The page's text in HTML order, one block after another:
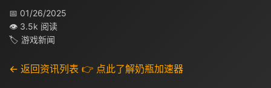
📅 01/26/2025
👁 3.5k 阅读
🏷 游戏新闻
← 返回资讯列表 👉 点此了解奶瓶加速器